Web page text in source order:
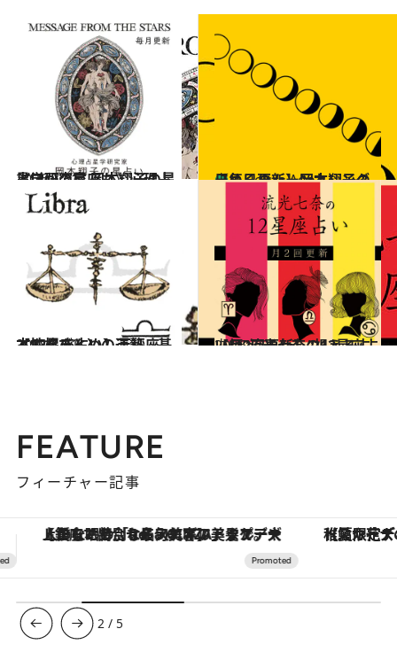
2026.7.31
《ほかの星座も》心理占星学研究家 岡本翔子の星占い
占い 4 Hours Ago
【毎日更新】岡本翔子の日めくりムーンカレンダー
占い
2021.12.1
【12星座占い】天秤座（てんびん）の運勢、基本性格まとめ
占い 2026.7.29
【月2回更新】“視える占い師”流光七奈の12星座占い
占い
FEATURE
フィーチャー記事
【夏限定ディナーコース】旬を迎える稚鮎や花ズッキーニなどをイタリア・トスカーナの郷土料理の手法で満喫！
3 / 5